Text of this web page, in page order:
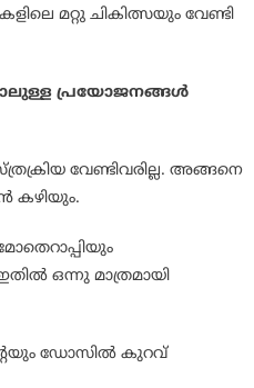
മറ്റു ചികിത്സയും വേണ്ടി
പ്രയോജനങ്ങള്‍
വേണ്ടിവരില്ല. അങ്ങനെ
കഴിയും.
ഒന്നു മാത്രമായി
ഡോസില്‍ കുറവ്